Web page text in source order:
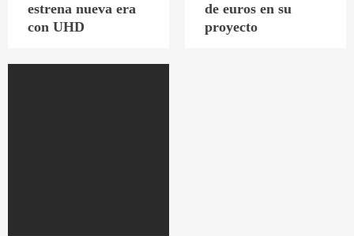
estrena nueva era
con UHD
de euros en su
proyecto